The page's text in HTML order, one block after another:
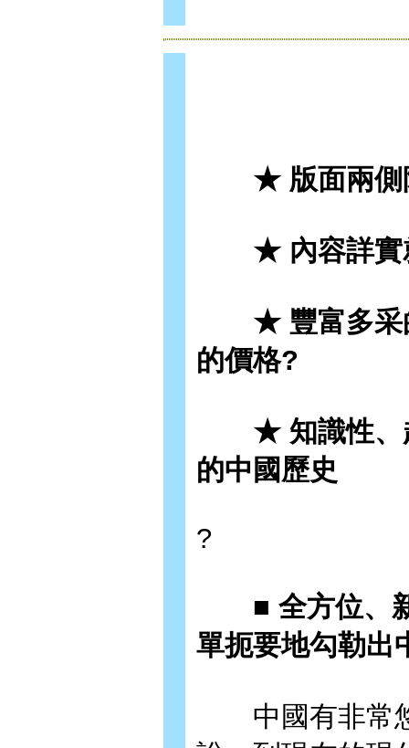
★ 版面兩側附
★ 內容詳實就
★ 豐富多采的
的價格?
★ 知識性、趣
的中國歷史
?
■ 全方位、新
單扼要地勾勒出
中國有非常悠